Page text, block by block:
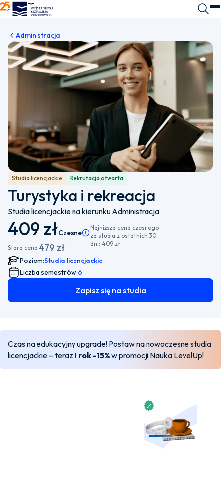
WSKZ - strona główna
Administracja
Studia licencjackie Rekrutacja otwarta
Turystyka i rekreacja
Studia licencjackie na kierunku Administracja
409 złCzesnePamiętaj, że istnieje możliwość wyboru
Stara cena:479 zł
Najniższa cena czesnego
za studia z ostatnich 30
dni: 409 zł
Poziom:Studia licencjackie
Liczba semestrów:6
Zapisz się na studia
Czas na edukacyjny upgrade! Postaw na nowoczesne studia
licencjackie – teraz I rok -15% w promocji Nauka LevelUp!